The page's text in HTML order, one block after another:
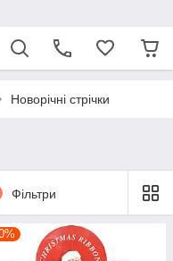
Новорічні стрічки
Фільтри